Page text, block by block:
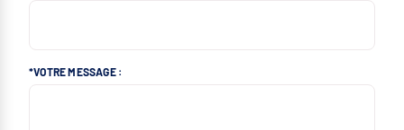
*VOTRE MESSAGE :